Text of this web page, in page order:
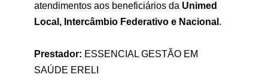
atendimentos aos beneficiários da Unimed
Local, Intercâmbio Federativo e Nacional .
Prestador: ESSENCIAL GESTÃO EM
SAÚDE ERELI